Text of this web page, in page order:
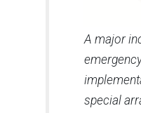
A major
special